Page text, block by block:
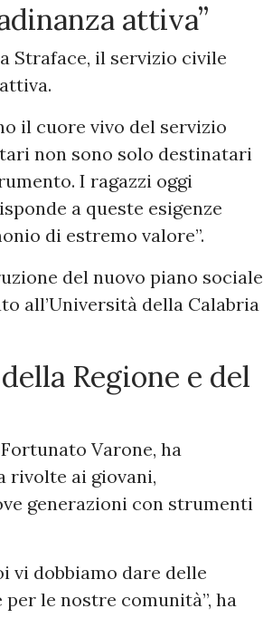
attiva”
Straface, il servizio civile
il cuore vivo del servizio
non sono solo destinatari
I ragazzi oggi
a queste esigenze
di estremo valore”.
del nuovo piano sociale
all’Università della Calabria
Regione e del
Varone, ha
rivolte ai giovani,
generazioni con strumenti
vi dobbiamo dare delle
le nostre comunità”, ha